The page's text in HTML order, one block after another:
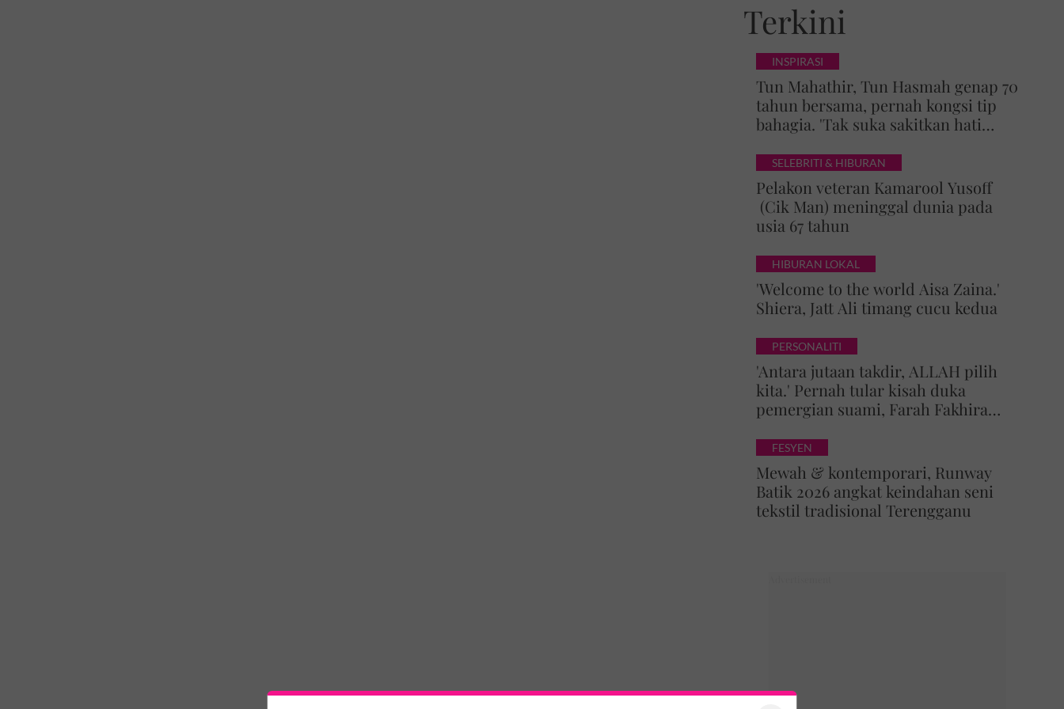
Terkini
INSPIRASI
Tun Mahathir, Tun Hasmah genap 70
tahun bersama, pernah kongsi tip
bahagia. 'Tak suka sakitkan hati
hayat'
SELEBRITI & HIBURAN
Pelakon veteran Kamarool Yusoff
(Cik Man) meninggal dunia pada
usia 67 tahun
HIBURAN LOKAL
'Welcome to the world Aisa Zaina.'
Shiera, Jatt Ali timang cucu kedua
PERSONALITI
'Antara jutaan takdir, ALLAH pilih
kita.' Pernah tular kisah duka
pemergian suami, Farah Fakhira
FESYEN
Mewah & kontemporari, Runway
Batik 2026 angkat keindahan seni
tekstil tradisional Terengganu